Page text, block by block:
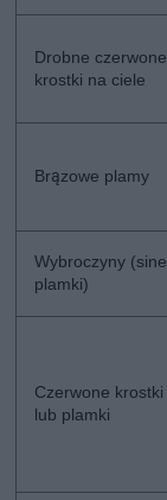
Drobne czerwone
krostki na ciele
Brązowe plamy
Wybroczyny (sine
plamki)
Czerwone krostki
lub plamki